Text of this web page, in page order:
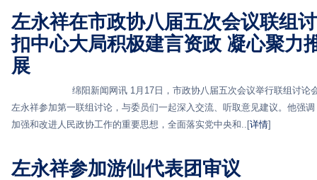
左永祥在市政协八届五次会议联组
扣中心大局积极建言资政 凝心聚力
展
绵阳新闻网讯 1月17日，市政协八届五次会议举行联组讨论会，
左永祥参加第一联组讨论，与委员们一起深入交流、听取意见建议。他强
加强和改进人民政协工作的重要思想，全面落实党中央和..[详情]
左永祥参加游仙代表团审议